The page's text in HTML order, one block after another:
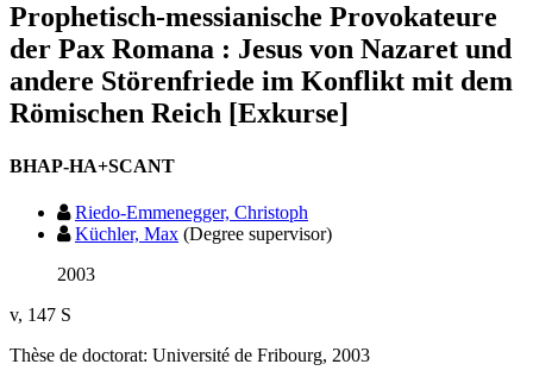
Prophetisch-messianische Provokateure
der Pax Romana : Jesus von Nazaret und
andere Störenfriede im Konflikt mit dem
Römischen Reich [Exkurse]
BHAP-HA+SCANT
Riedo-Emmenegger, Christoph
Küchler, Max (Degree supervisor)
2003
v, 147 S
Thèse de doctorat: Université de Fribourg, 2003